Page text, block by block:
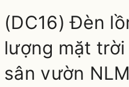
(DC16) Đèn
lượng mặt
sân vườn